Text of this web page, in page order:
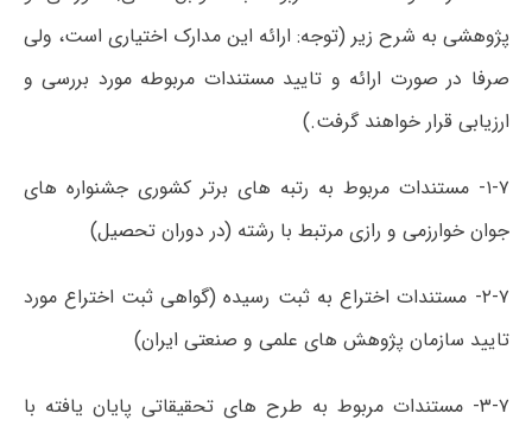
پژوهشی به شرح زیر (توجه: ارائه این مدارک اختیاری است، ولی
صرفا در صورت ارائه و تایید مستندات مربوطه مورد بررسی و
ارزیابی قرار خواهند گرفت.)
۱-۷- مستندات مربوط به رتبه های برتر کشوری جشنواره های
جوان خوارزمی و رازی مرتبط با رشته (در دوران تحصیل)
۲-۷- مستندات اختراع به ثبت رسیده (گواهی ثبت اختراع مورد
تایید سازمان پژوهش های علمی و صنعتی ایران)
۳-۷- مستندات مربوط به طرح های تحقیقاتی پایان یافته با